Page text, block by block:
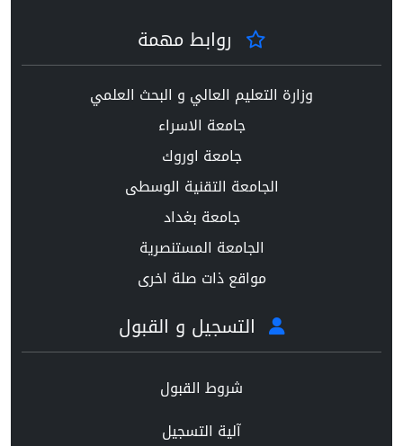
روابط مهمة
وزارة التعليم العالي و البحث العلمي
جامعة الاسراء
جامعة اوروك
الجامعة التقنية الوسطى
جامعة بغداد
الجامعة المستنصرية
مواقع ذات صلة اخرى
التسجيل و القبول
شروط القبول
آلية التسجيل